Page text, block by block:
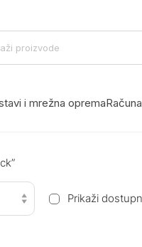
i mrežna oprema
Prikaži